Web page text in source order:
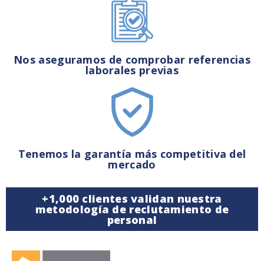
Nos aseguramos de comprobar referencias
laborales previas
Tenemos la garantía más competitiva del
mercado
+1,000 clientes validan nuestra
metodología de reclutamiento de
personal